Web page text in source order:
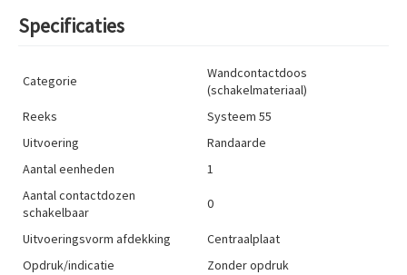
Specificaties
Categorie
Wandcontactdoos
(schakelmateriaal)
Reeks
Systeem 55
Uitvoering
Randaarde
Aantal eenheden
1
Aantal contactdozen
schakelbaar
0
Uitvoeringsvorm afdekking
Centraalplaat
Opdruk/indicatie
Zonder opdruk